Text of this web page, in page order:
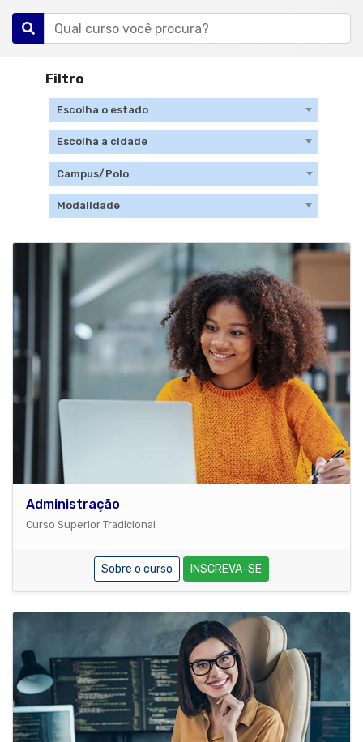
Filtro
Escolha o estado
Cidade
Escolha a cidade
Campus/Polo
Campus/Polo
Modalidade
Administração
Curso Superior Tradicional
Sobre o curso INSCREVA-SE